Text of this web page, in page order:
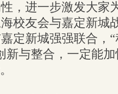
，进一步激发大家
校友会与嘉定新城
定新城强强联合，
新与整合，一定能